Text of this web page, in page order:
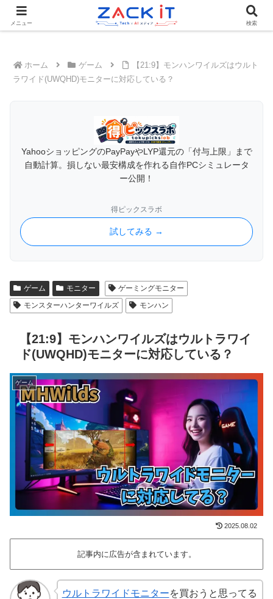
Tech×AIメディア『ZACK IT - 未来をもっと身近に』
ホーム ゲーム
【21:9】モンハンワイルズはウルト
ラワイド(UWQHD)モニターに対応している？
YahooショッピングのPayPayやLYP還元の「付与上限」まで
自動計算。損しない最安構成を作れる自作PCシミュレータ
ー公開！
得ピックスラボ
試してみる →
ゲーム モニター
ゲーミングモニター
モンスターハンターワイルズ
モンハン
【21:9】モンハンワイルズはウルトラワイ
ド(UWQHD)モニターに対応している？
ゲーム
2025.08.02
記事内に広告が含まれています。
ウルトラワイドモニターを買おうと思ってる
メニュー 検索